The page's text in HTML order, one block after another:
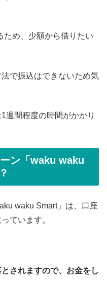
ため、少額から借りたい
で振込はできないため気
週間程度の時間がかかり
ン「waku waku
waku Smart」は、口座
ています。
されますので、お金をし